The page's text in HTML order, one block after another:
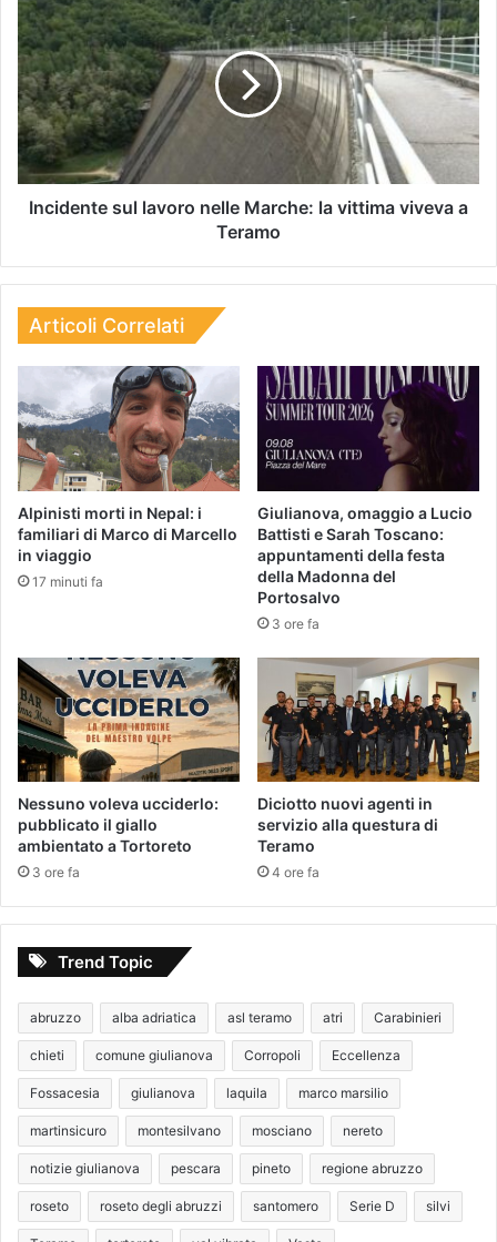
Incidente sul lavoro nelle Marche: la vittima viveva a
Teramo
Articoli Correlati
Alpinisti morti in Nepal: i
familiari di Marco di Marcello
in viaggio
17 minuti fa
Giulianova, omaggio a Lucio
Battisti e Sarah Toscano:
appuntamenti della festa
della Madonna del
Portosalvo
3 ore fa
Nessuno voleva ucciderlo:
pubblicato il giallo
ambientato a Tortoreto
3 ore fa
Diciotto nuovi agenti in
servizio alla questura di
Teramo
4 ore fa
Trend Topic
abruzzo alba adriatica asl teramo atri Carabinieri
chieti comune giulianova Corropoli Eccellenza
Fossacesia giulianova laquila marco marsilio
martinsicuro montesilvano mosciano nereto
notizie giulianova pescara pineto regione abruzzo
roseto roseto degli abruzzi santomero Serie D silvi